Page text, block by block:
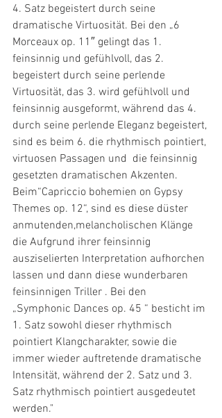
4. Satz begeistert durch seine
dramatische Virtuosität. Bei den „6
Morceaux op. 11″ gelingt das 1.
feinsinnig und gefühlvoll, das 2.
begeistert durch seine perlende
Virtuosität, das 3. wird gefühlvoll und
feinsinnig ausgeformt, während das 4.
durch seine perlende Eleganz begeistert,
sind es beim 6. die rhythmisch pointiert,
virtuosen Passagen und  die feinsinnig
gesetzten dramatischen Akzenten.
Beim“Capriccio bohemien on Gypsy
Themes op. 12“, sind es diese düster
anmutenden,melancholischen Klänge
die Aufgrund ihrer feinsinnig
ausziselierten Interpretation aufhorchen
lassen und dann diese wunderbaren
feinsinnigen Triller . Bei den
„Symphonic Dances op. 45 “ besticht im
1. Satz sowohl dieser rhythmisch
pointiert Klangcharakter, sowie die
immer wieder auftretende dramatische
Intensität, während der 2. Satz und 3.
Satz rhythmisch pointiert ausgedeutet
werden."